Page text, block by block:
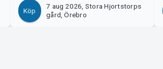
Köp
7 aug 2026, Stora Hjortstorps
gård, Örebro